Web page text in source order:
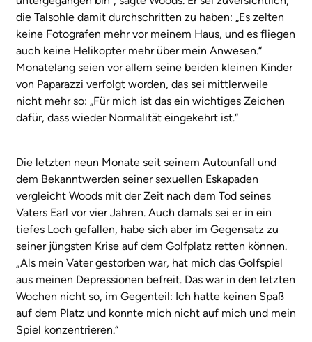
die Talsohle damit durchschritten zu haben: „Es zelten
keine Fotografen mehr vor meinem Haus, und es fliegen
auch keine Helikopter mehr über mein Anwesen.“
Monatelang seien vor allem seine beiden kleinen Kinder
von Paparazzi verfolgt worden, das sei mittlerweile
nicht mehr so: „Für mich ist das ein wichtiges Zeichen
dafür, dass wieder Normalität eingekehrt ist.“
Die letzten neun Monate seit seinem Autounfall und
dem Bekanntwerden seiner sexuellen Eskapaden
vergleicht Woods mit der Zeit nach dem Tod seines
Vaters Earl vor vier Jahren. Auch damals sei er in ein
tiefes Loch gefallen, habe sich aber im Gegensatz zu
seiner jüngsten Krise auf dem Golfplatz retten können.
„Als mein Vater gestorben war, hat mich das Golfspiel
aus meinen Depressionen befreit. Das war in den letzten
Wochen nicht so, im Gegenteil: Ich hatte keinen Spaß
auf dem Platz und konnte mich nicht auf mich und mein
Spiel konzentrieren.“